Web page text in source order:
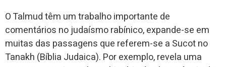
O Talmud têm um trabalho importante de
comentários no judaísmo rabínico, expande-se em
muitas das passagens que referem-se a Sucot no
Tanakh (Bíblia Judaica). Por exemplo, revela uma